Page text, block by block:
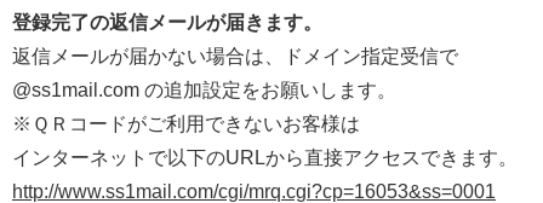
登録完了の返信メールが届きます。
返信メールが届かない場合は、ドメイン指定受信で
@ss1mail.com の追加設定をお願いします。
※ＱＲコードがご利用できないお客様は
インターネットで以下のURLから直接アクセスできます。
http://www.ss1mail.com/cgi/mrq.cgi?cp=16053&ss=0001